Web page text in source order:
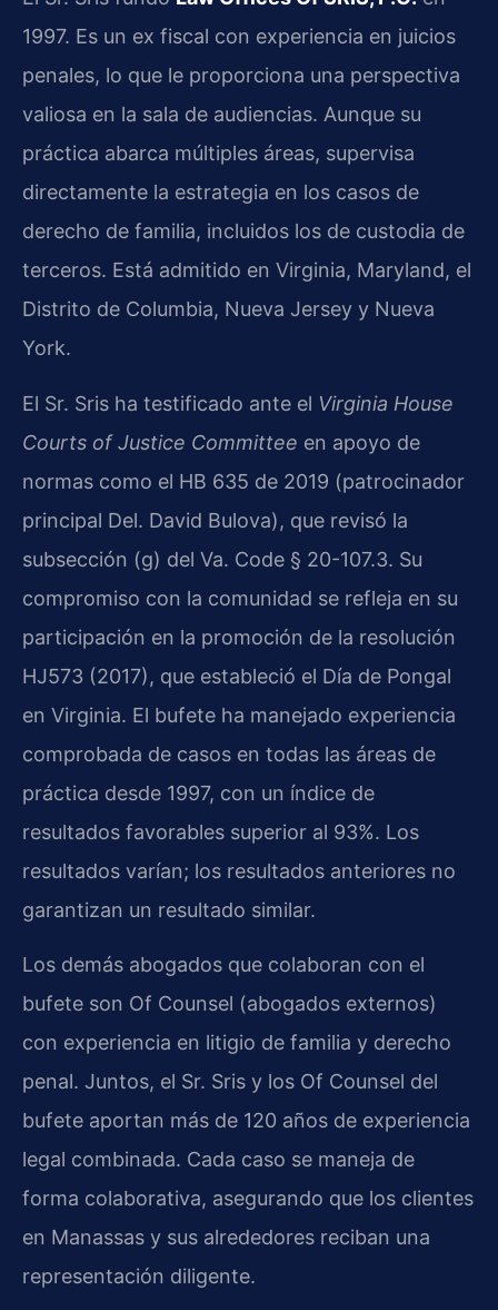
1997. Es un ex fiscal con experiencia en juicios
penales, lo que le proporciona una perspectiva
valiosa en la sala de audiencias. Aunque su
práctica abarca múltiples áreas, supervisa
directamente la estrategia en los casos de
derecho de familia, incluidos los de custodia de
terceros. Está admitido en Virginia, Maryland, el
Distrito de Columbia, Nueva Jersey y Nueva
York.
El Sr. Sris ha testificado ante el Virginia House
Courts of Justice Committee en apoyo de
normas como el HB 635 de 2019 (patrocinador
principal Del. David Bulova), que revisó la
subsección (g) del Va. Code § 20-107.3. Su
compromiso con la comunidad se refleja en su
participación en la promoción de la resolución
HJ573 (2017), que estableció el Día de Pongal
en Virginia. El bufete ha manejado experiencia
comprobada de casos en todas las áreas de
práctica desde 1997, con un índice de
resultados favorables superior al 93%. Los
resultados varían; los resultados anteriores no
garantizan un resultado similar.
Los demás abogados que colaboran con el
bufete son Of Counsel (abogados externos)
con experiencia en litigio de familia y derecho
penal. Juntos, el Sr. Sris y los Of Counsel del
bufete aportan más de 120 años de experiencia
legal combinada. Cada caso se maneja de
forma colaborativa, asegurando que los clientes
en Manassas y sus alrededores reciban una
representación diligente.